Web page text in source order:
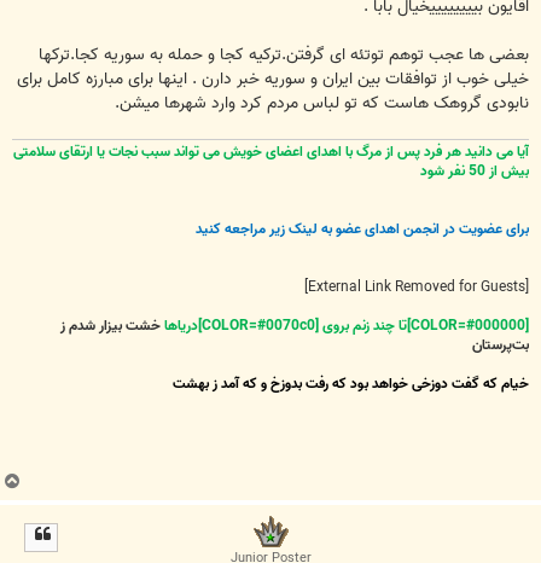
اقایون بییییییییخیال بابا .
بعضی ها عجب توهم توتئه ای گرفتن.ترکیه کجا و حمله به سوریه کجا.ترکها
خیلی خوب از توافقات بین ایران و سوریه خبر دارن . اینها برای مبارزه کامل برای
نابودی گروهک هاست که تو لباس مردم کرد وارد شهرها میشن.
آیا می دانید هر فرد پس از مرگ با اهدای اعضای خویش می تواند سبب نجات یا ارتقای سلامتی
بیش از 50 نفر شود
برای عضویت در انجمن اهدای عضو به لینک زیر مراجعه کنید
[External Link Removed for Guests]
[COLOR=#000000]تا چند زنم بروی [COLOR=#0070c0]دریاها
خشت بیزار شدم ز
بت‌پرستان
خیام که گفت دوزخی خواهد بود که رفت بدوزخ و که آمد ز بهشت
Junior Poster